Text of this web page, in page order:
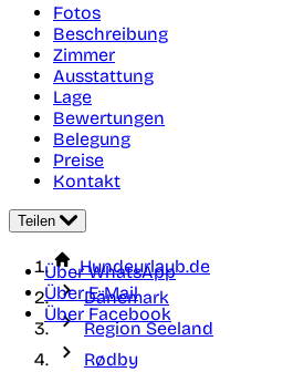
Fotos
Beschreibung
Zimmer
Ausstattung
Lage
Bewertungen
Belegung
Preise
Kontakt
Teilen
Über WhatsApp
Über E-Mail
Über Facebook
Hundeurlaub.de
Dänemark
Region Seeland
Rødby